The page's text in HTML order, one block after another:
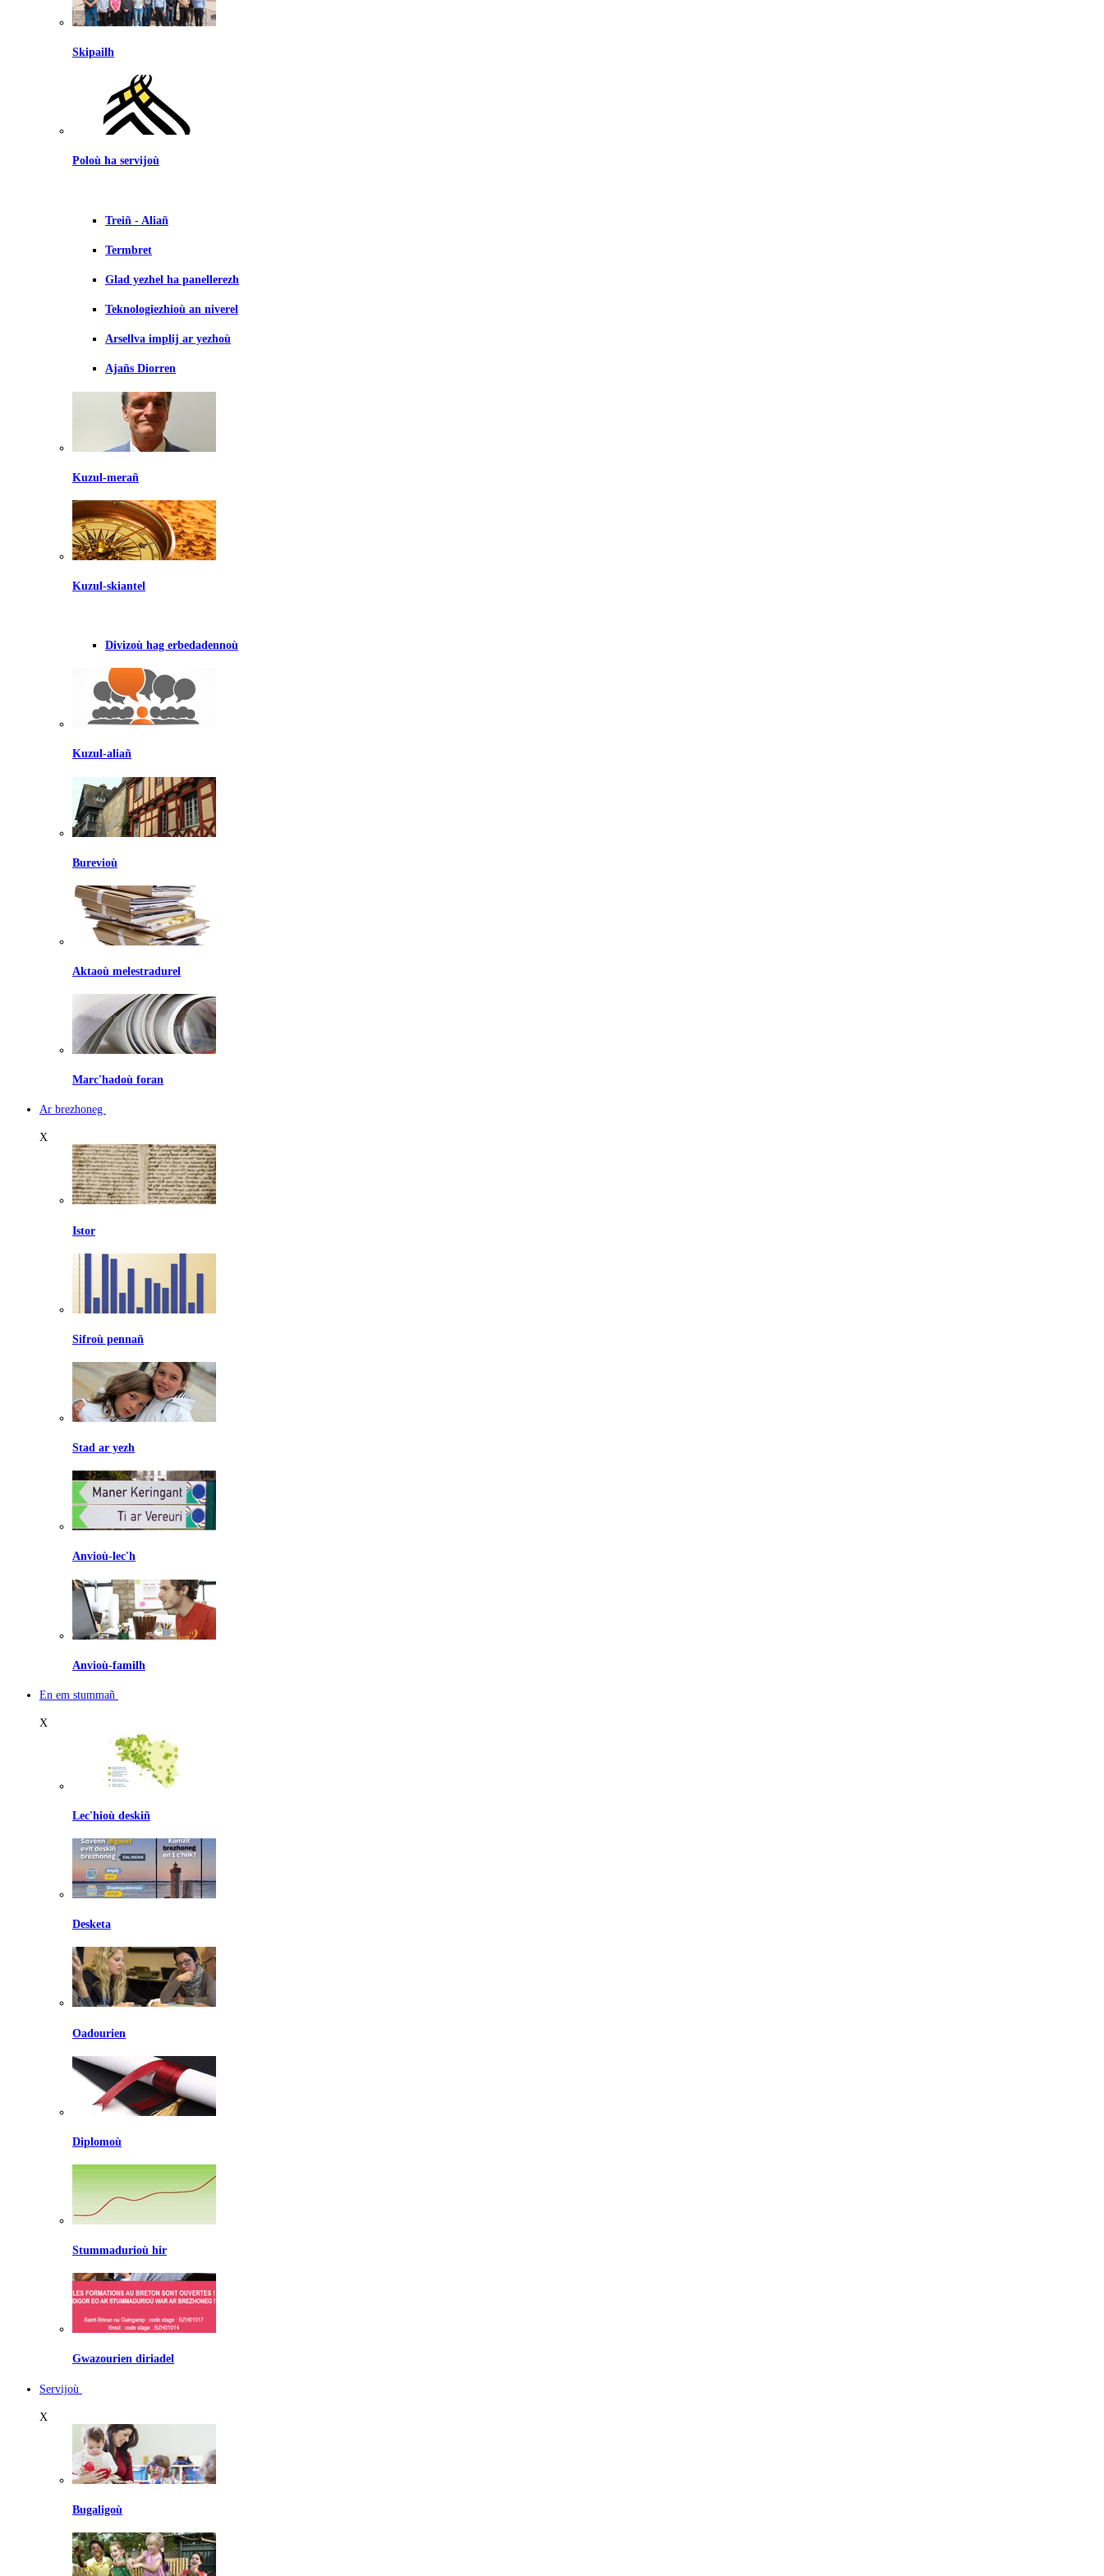
Skipailh
Poloù ha servijoù
Treiñ - Aliañ
Termbret
Glad yezhel ha panellerezh
Teknologiezhioù an niverel
Arsellva implij ar yezhoù
Ajañs Diorren
Kuzul-merañ
Kuzul-skiantel
Divizoù hag erbedadennoù
Kuzul-aliañ
Burevioù
Aktaoù melestradurel
Marc'hadoù foran
Ar brezhoneg
X
Istor
Sifroù pennañ
Stad ar yezh
Anvioù-lec'h
Anvioù-familh
En em stummañ
X
Lec'hioù deskiñ
Desketa
Oadourien
Diplomoù
Stummadurioù hir
Gwazourien diriadel
Servijoù
X
Bugaligoù